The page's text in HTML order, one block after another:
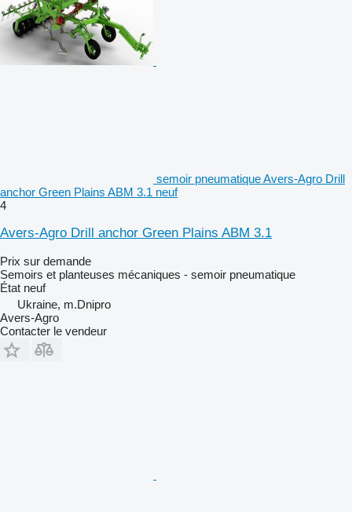
semoir pneumatique Avers-Agro Drill
anchor Green Plains ABM 3.1 neuf
4
Avers-Agro Drill anchor Green Plains ABM 3.1
Prix sur demande
Semoirs et planteuses mécaniques - semoir pneumatique
État neuf
Ukraine, m.Dnipro
Avers-Agro
Contacter le vendeur